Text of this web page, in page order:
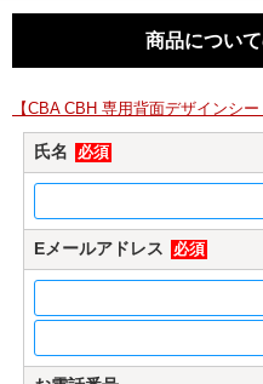
品カテゴリ
タッフブログ
イページ/会員登録
定商取引法に基づく表記
商品につい
【CBA CBH 専用背面デザインシ
氏名 必須
Eメールアドレス 必須